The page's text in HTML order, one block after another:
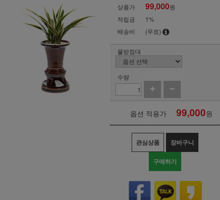
상품가 99,000원
적립금
1%
배송비
(무료)
물받침대
수량
옵션 적용가 99,000원
관심상품 장바구니
구매하기